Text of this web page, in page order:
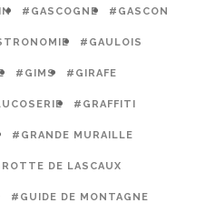
#GASCOGNE #GASCON
#GAULOIS
#GIMS #GIRAFE
#GRAFFITI
#GRANDE MURAILLE
DE LASCAUX
#GUIDE DE MONTAGNE